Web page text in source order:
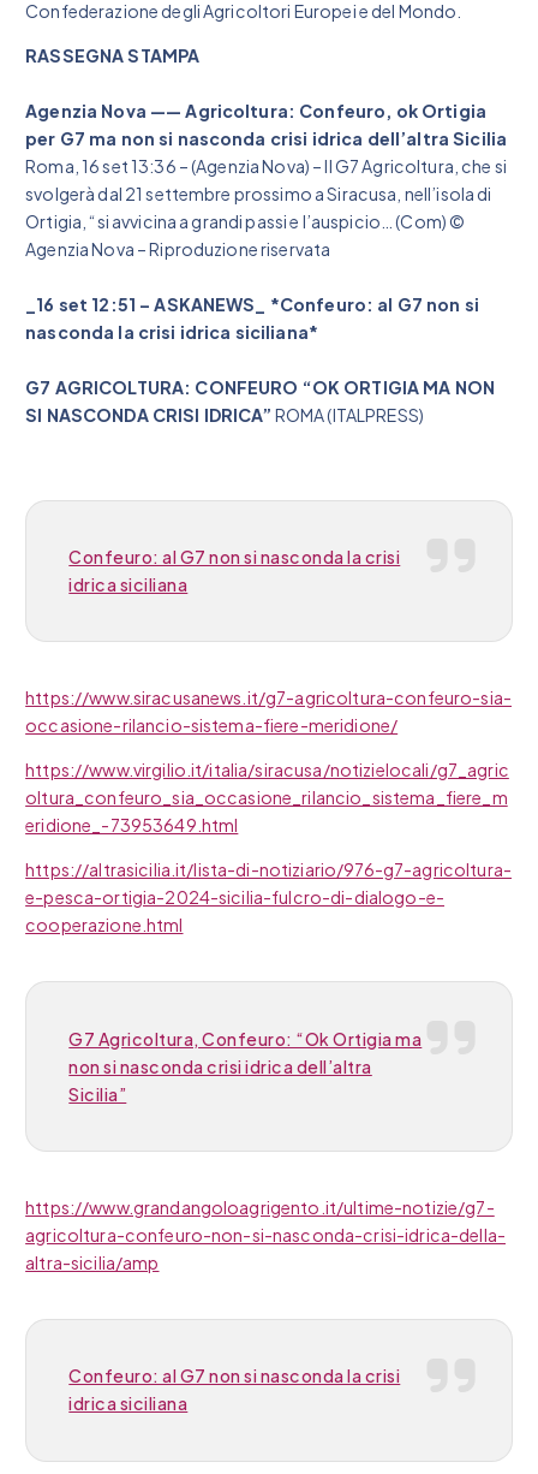
Confederazione degli Agricoltori Europei e del Mondo.
RASSEGNA STAMPA
Agenzia Nova —— Agricoltura: Confeuro, ok Ortigia
per G7 ma non si nasconda crisi idrica dell’altra Sicilia
Roma, 16 set 13:36 – (Agenzia Nova) – Il G7 Agricoltura, che si
svolgerà dal 21 settembre prossimo a Siracusa, nell’isola di
Ortigia, “si avvicina a grandi passi e l’auspicio… (Com) ©
Agenzia Nova – Riproduzione riservata
_16 set 12:51 – ASKANEWS_ *Confeuro: al G7 non si
nasconda la crisi idrica siciliana*
G7 AGRICOLTURA: CONFEURO “OK ORTIGIA MA NON
SI NASCONDA CRISI IDRICA” ROMA (ITALPRESS)
Confeuro: al G7 non si nasconda la crisi
idrica siciliana
https://www.siracusanews.it/g7-agricoltura-confeuro-sia-
occasione-rilancio-sistema-fiere-meridione/
https://www.virgilio.it/italia/siracusa/notizielocali/g7_agric
oltura_confeuro_sia_occasione_rilancio_sistema_fiere_m
eridione_-73953649.html
https://altrasicilia.it/lista-di-notiziario/976-g7-agricoltura-
e-pesca-ortigia-2024-sicilia-fulcro-di-dialogo-e-
cooperazione.html
G7 Agricoltura, Confeuro: “Ok Ortigia ma
non si nasconda crisi idrica dell’altra
Sicilia”
https://www.grandangoloagrigento.it/ultime-notizie/g7-
agricoltura-confeuro-non-si-nasconda-crisi-idrica-della-
altra-sicilia/amp
Confeuro: al G7 non si nasconda la crisi
idrica siciliana